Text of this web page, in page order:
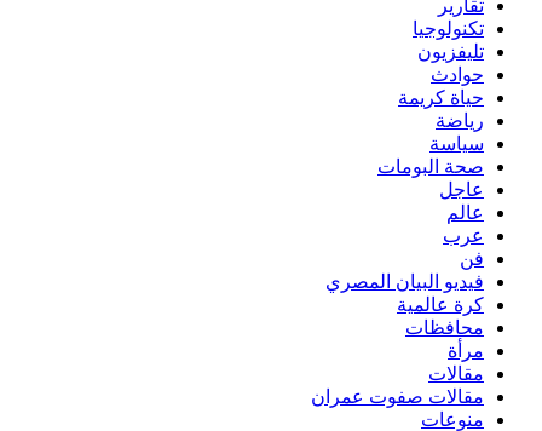
تقارير
تكنولوجيا
تليفزيون
حوادث
حياة كريمة
رياضة
سياسة
صحة البومات
عاجل
عالم
عرب
فن
فيديو البيان المصري
كرة عالمية
محافظات
مرأة
مقالات
مقالات صفوت عمران
منوعات